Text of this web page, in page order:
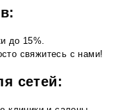
до 15%.
свяжитесь с нами!
сетей: